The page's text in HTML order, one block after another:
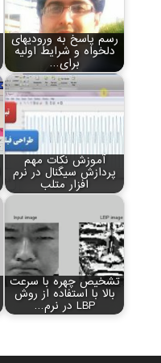
رسم پاسخ به ورودی‏های
دلخواه و شرایط اولیه
برای…
آموزش نکات مهم
پردازش سیگنال در نرم
افزار متلب
تشخیص چهره با سرعت
بالا با استفاده از روش
LBP در نرم…